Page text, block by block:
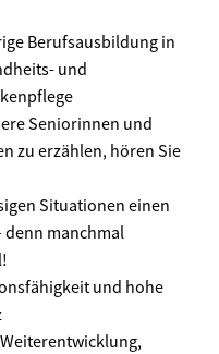
Berufsausbildung in
und
Seniorinnen und
zu erzählen, hören Sie
Situationen einen
denn manchmal
und hohe